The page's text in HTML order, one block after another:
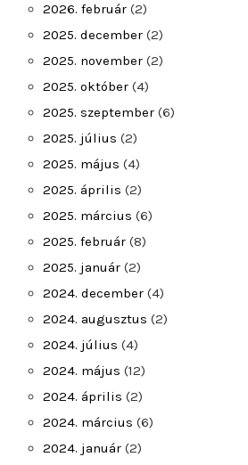
2026. február (2)
2025. december (2)
2025. november (2)
2025. október (4)
2025. szeptember (6)
2025. július (2)
2025. május (4)
2025. április (2)
2025. március (6)
2025. február (8)
2025. január (2)
2024. december (4)
2024. augusztus (2)
2024. július (4)
2024. május (12)
2024. április (2)
2024. március (6)
2024. január (2)